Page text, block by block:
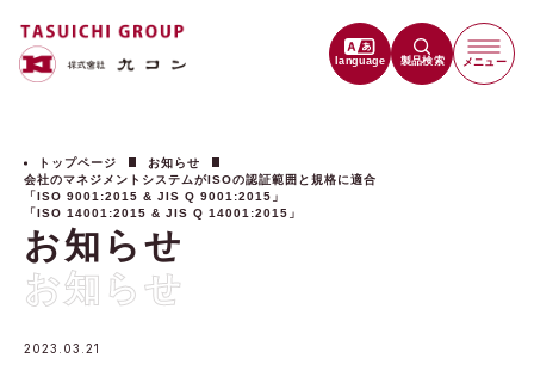
language 製品検索 メニュー
トップページ
お知らせ
会社のマネジメントシステムがISOの認証範囲と規格に適合
「ISO 9001:2015 & JIS Q 9001:2015」
「ISO 14001:2015 & JIS Q 14001:2015」
お知らせ
お知らせ
2023.03.21